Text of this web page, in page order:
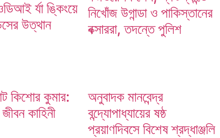
র্যা ঙ্কিংয়ে
উত্থান
নিখোঁজ উগান্ডা ও পাকিস্তানের
বক্সাররা, তদন্তে পুলিশ
কিশোর কুমার:
কাহিনী
অনুবাদক মানবেন্দ্র
বন্দ্যোপাধ্যায়ের ষষ্ঠ
প্রয়াণদিবসে বিশেষ শ্রদ্ধাঞ্জলি